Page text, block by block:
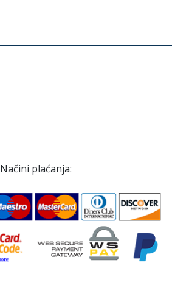
Načini plaćanja: